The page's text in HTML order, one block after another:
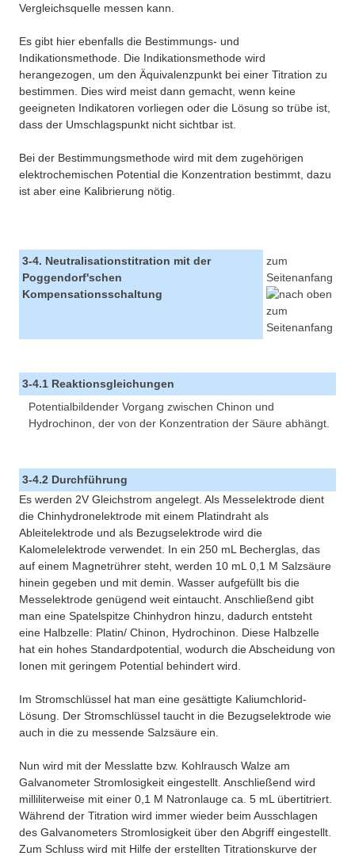
Vergleichsquelle messen kann.
Es gibt hier ebenfalls die Bestimmungs- und
Indikationsmethode. Die Indikationsmethode wird
herangezogen, um den Äquivalenzpunkt bei einer Titration zu
bestimmen. Dies wird meist dann gemacht, wenn keine
geeigneten Indikatoren vorliegen oder die Lösung so trübe ist,
dass der Umschlagspunkt nicht sichtbar ist.
Bei der Bestimmungsmethode wird mit dem zugehörigen
elektrochemischen Potential die Konzentration bestimmt, dazu
ist aber eine Kalibrierung nötig.
3-4. Neutralisationstitration mit der
Poggendorf'schen
Kompensationsschaltung
zum
Seitenanfang
3-4.1 Reaktionsgleichungen
Potentialbildender Vorgang zwischen Chinon und
Hydrochinon, der von der Konzentration der Säure abhängt.
3-4.2 Durchführung
Es werden 2V Gleichstrom angelegt. Als Messelektrode dient
die Chinhydronelektrode mit einem Platindraht als
Ableitelektrode und als Bezugselektrode wird die
Kalomelelektrode verwendet. In ein 250 mL Becherglas, das
auf einem Magnetrührer steht, werden 10 mL 0,1 M Salzsäure
hinein gegeben und mit demin. Wasser aufgefüllt bis die
Messelektrode genügend weit eintaucht. Anschließend gibt
man eine Spatelspitze Chinhydron hinzu, dadurch entsteht
eine Halbzelle: Platin/ Chinon, Hydrochinon. Diese Halbzelle
hat ein hohes Standardpotential, wodurch die Abscheidung von
Ionen mit geringem Potential behindert wird.
Im Stromschlüssel hat man eine gesättigte Kaliumchlorid-
Lösung. Der Stromschlüssel taucht in die Bezugselektrode wie
auch in die zu messende Salzsäure ein.
Nun wird mit der Messlatte bzw. Kohlrausch Walze am
Galvanometer Stromlosigkeit eingestellt. Anschließend wird
milliliterweise mit einer 0,1 M Natronlauge ca. 5 mL übertitriert.
Während der Titration wird immer wieder beim Ausschlagen
des Galvanometers Stromlosigkeit über den Abgriff eingestellt.
Zum Schluss wird mit Hilfe der erstellten Titrationskurve der